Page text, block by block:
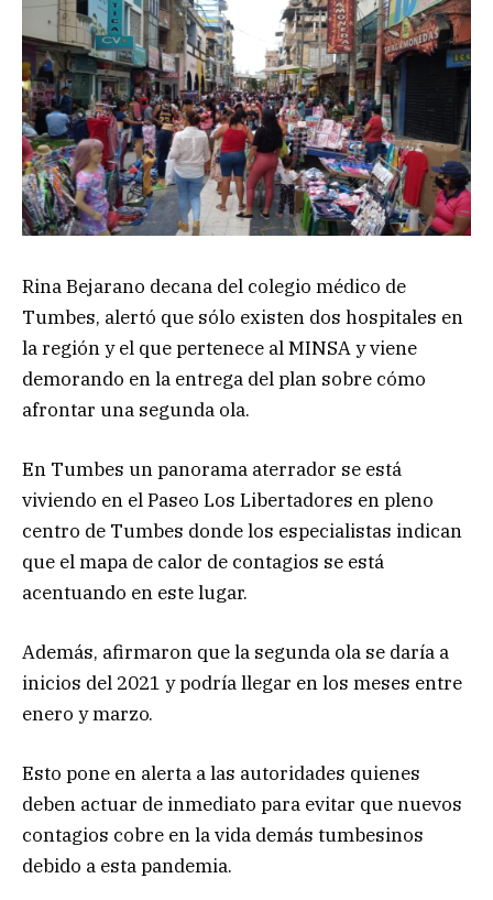
Rina Bejarano decana del colegio médico de
Tumbes, alertó que sólo existen dos hospitales en
la región y el que pertenece al MINSA y viene
demorando en la entrega del plan sobre cómo
afrontar una segunda ola.
En Tumbes un panorama aterrador se está
viviendo en el Paseo Los Libertadores en pleno
centro de Tumbes donde los especialistas indican
que el mapa de calor de contagios se está
acentuando en este lugar.
Además, afirmaron que la segunda ola se daría a
inicios del 2021 y podría llegar en los meses entre
enero y marzo.
Esto pone en alerta a las autoridades quienes
deben actuar de inmediato para evitar que nuevos
contagios cobre en la vida demás tumbesinos
debido a esta pandemia.